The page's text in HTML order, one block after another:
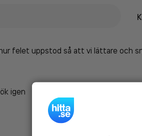
felet uppstod så att vi lättare och
igen